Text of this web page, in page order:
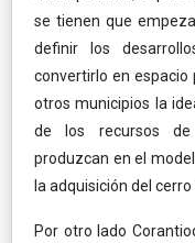
se tienen que
definir los
convertirlo en espacio
otros municipios la
de los recursos de
produzcan en el
la adquisición del cerro
Por otro lado